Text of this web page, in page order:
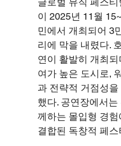
이 2025년 11월
민에서 개최되어 3
리에 막을 내렸다.
연이 활발히 개최
여가 높은 도시로,
과 전략적 거점성
했다. 공연장에서
께하는 몰입형 경
결합된 독창적 페